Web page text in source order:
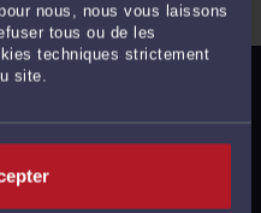
nous, nous vous laissons
tous ou de les
techniques strictement
site.